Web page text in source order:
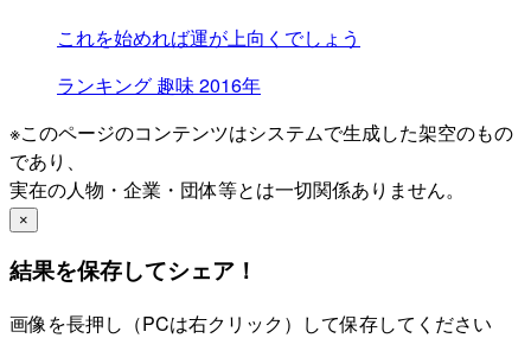
これを始めれば運が上向くでしょう
ランキング 趣味 2016年
※このページのコンテンツはシステムで生成した架空のもの
であり、
実在の人物・企業・団体等とは一切関係ありません。
×
結果を保存してシェア！
画像を長押し（PCは右クリック）して保存してください